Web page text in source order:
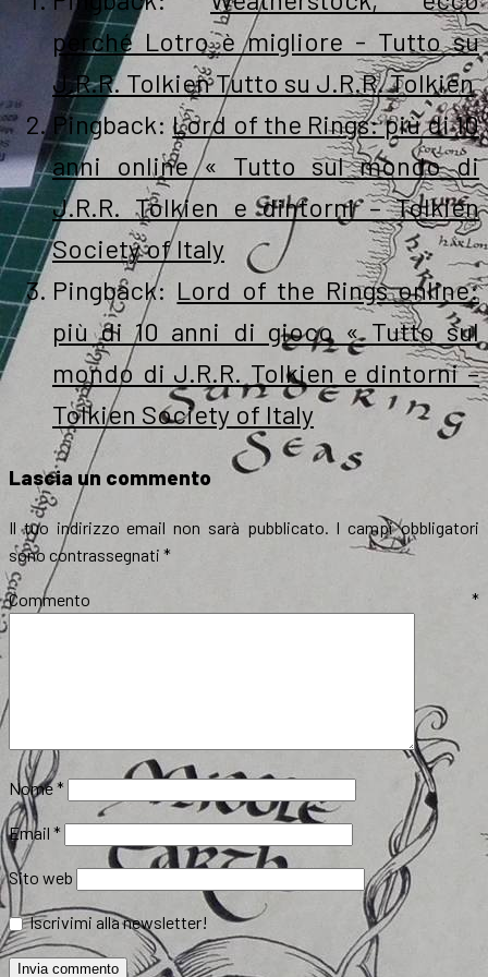
perché Lotro è migliore - Tutto su
J.R.R. Tolkien Tutto su J.R.R. Tolkien
Pingback:Lord of the Rings: più di 10
anni online « Tutto sul mondo di
J.R.R. Tolkien e dintorni – Tolkien
Society of Italy
Pingback: Lord of the Rings online:
più di 10 anni di gioco « Tutto sul
mondo di J.R.R. Tolkien e dintorni –
Tolkien Society of Italy
Lascia un commento
Il tuo indirizzo email non sarà pubblicato. I campi obbligatori
sono contrassegnati *
Commento *
Nome*
Email *
Sito web
Iscrivimi alla newsletter!